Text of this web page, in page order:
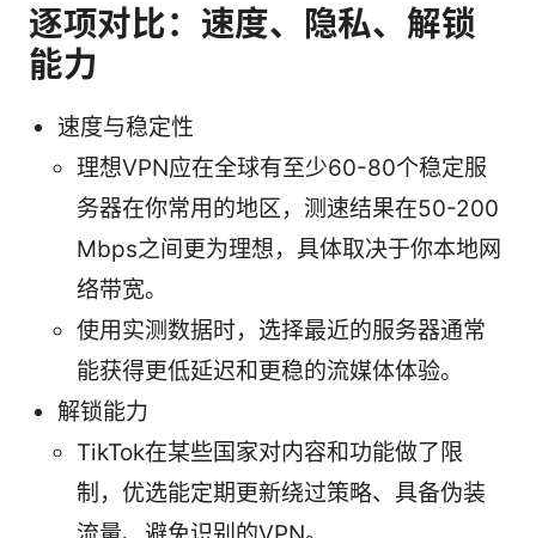
逐项对比：速度、隐私、解锁
能力
速度与稳定性
理想VPN应在全球有至少60-80个稳定服
务器在你常用的地区，测速结果在50-200
Mbps之间更为理想，具体取决于你本地网
络带宽。
使用实测数据时，选择最近的服务器通常
能获得更低延迟和更稳的流媒体体验。
解锁能力
TikTok在某些国家对内容和功能做了限
制，优选能定期更新绕过策略、具备伪装